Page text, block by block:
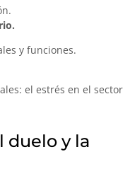
y funciones.
el estrés en el sector
duelo y la